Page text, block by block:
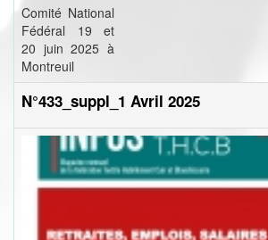
Comité National
Fédéral 19 et
20 juin 2025 à
Montreuil
N°433_suppl_1 Avril 2025